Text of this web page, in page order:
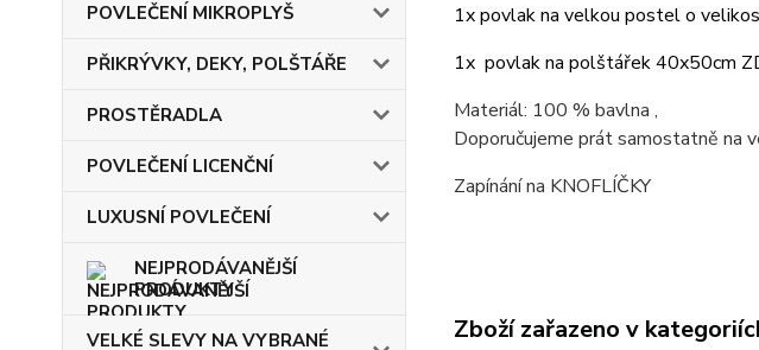
POVLEČENÍ MIKROPLYŠ
PŘIKRÝVKY, DEKY, POLŠTÁŘE
PROSTĚRADLA
POVLEČENÍ LICENČNÍ
LUXUSNÍ POVLEČENÍ
NEJPRODÁVANĚJŠÍ
PRODUKTY
VELKÉ SLEVY NA VYBRANÉ
1x povlak na velkou postel o
1x povlak na polštářek 40x50cm
Materiál: 100 % bavlna ,
Doporučujeme prát samostatně na
Zapínání na KNOFLÍČKY
Zboží zařazeno v